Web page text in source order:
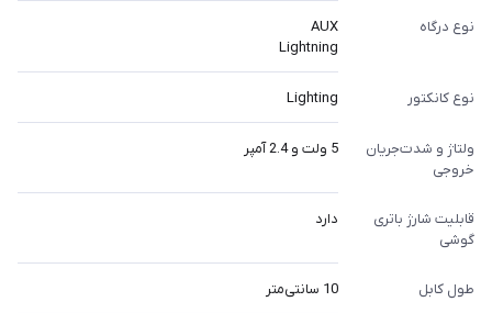
نوع درگاه
AUX
Lightning
نوع کانکتور Lighting
ولتاژ و شدت‌جریان
خروجی
5 ولت و 2.4 آمپر
قابلیت شارژ باتری
گوشی
دارد
طول کابل 10 سانتی‌متر